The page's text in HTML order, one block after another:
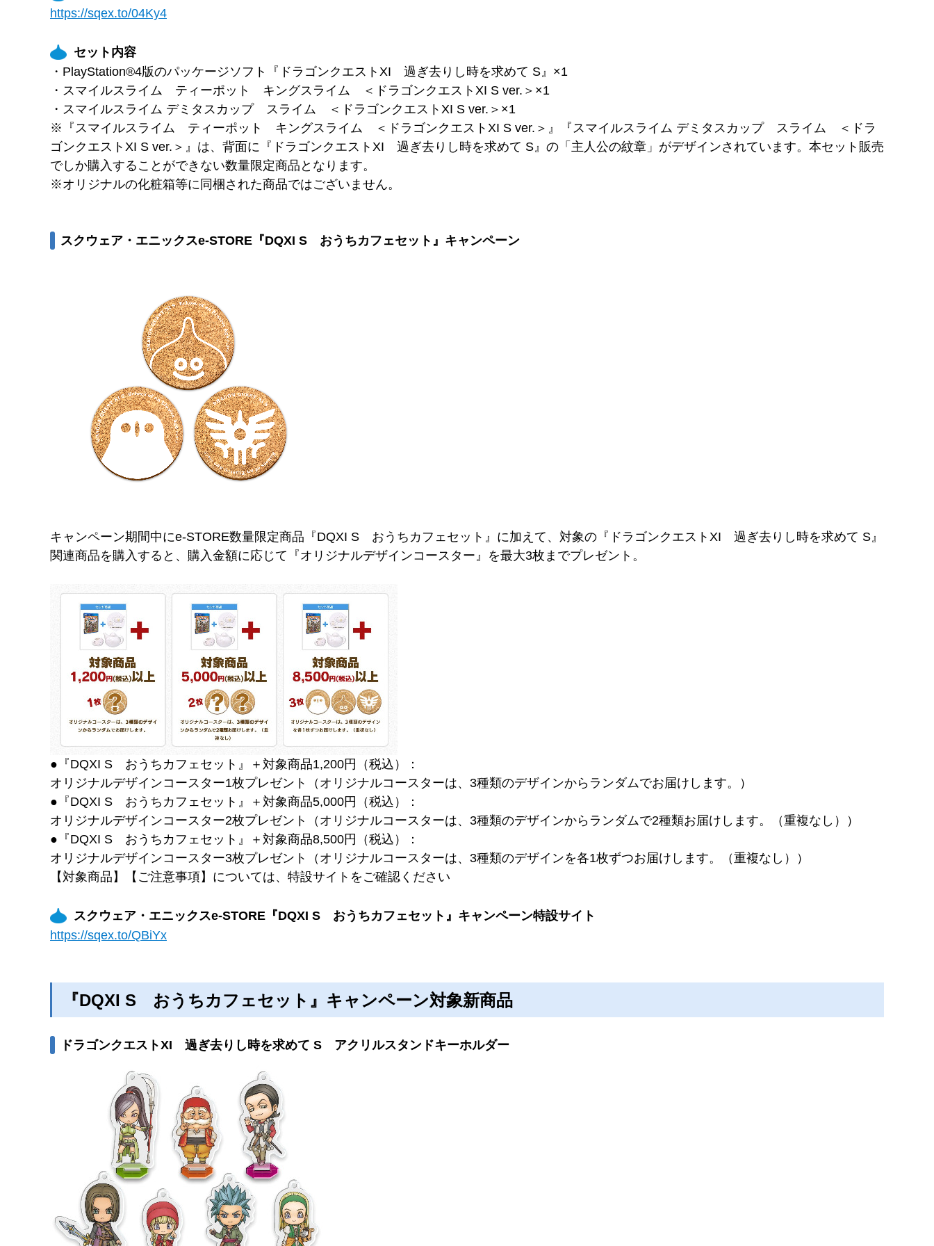
https://sqex.to/04Ky4
セット内容
・PlayStation®4版のパッケージソフト『ドラゴンクエストXI 過ぎ去りし時を求めて S』×1
・スマイルスライム ティーポット キングスライム ＜ドラゴンクエストXI S ver.＞×1
・スマイルスライム デミタスカップ スライム ＜ドラゴンクエストXI S ver.＞×1
※『スマイルスライム ティーポット キングスライム ＜ドラゴンクエストXI S ver.＞』『スマイルスライム デミタスカップ スライム ＜ドラ
ゴンクエストXI S ver.＞』は、背面に『ドラゴンクエストXI 過ぎ去りし時を求めて S』の「主人公の紋章」がデザインされています。本セット販売
でしか購入することができない数量限定商品となります。
※オリジナルの化粧箱等に同梱された商品ではございません。
スクウェア・エニックスe-STORE『DQXI S おうちカフェセット』キャンペーン
キャンペーン期間中にe-STORE数量限定商品『DQXI S おうちカフェセット』に加えて、対象の『ドラゴンクエストXI 過ぎ去りし時を求めて S』
関連商品を購入すると、購入金額に応じて『オリジナルデザインコースター』を最大3枚までプレゼント。
●『DQXI S おうちカフェセット』＋対象商品1,200円（税込）：
オリジナルデザインコースター1枚プレゼント（オリジナルコースターは、3種類のデザインからランダムでお届けします。）
●『DQXI S おうちカフェセット』＋対象商品5,000円（税込）：
オリジナルデザインコースター2枚プレゼント（オリジナルコースターは、3種類のデザインからランダムで2種類お届けします。（重複なし））
●『DQXI S おうちカフェセット』＋対象商品8,500円（税込）：
オリジナルデザインコースター3枚プレゼント（オリジナルコースターは、3種類のデザインを各1枚ずつお届けします。（重複なし））
【対象商品】【ご注意事項】については、特設サイトをご確認ください
スクウェア・エニックスe-STORE『DQXI S おうちカフェセット』キャンペーン特設サイト
https://sqex.to/QBiYx
『DQXI S おうちカフェセット』キャンペーン対象新商品
ドラゴンクエストXI 過ぎ去りし時を求めて S アクリルスタンドキーホルダー